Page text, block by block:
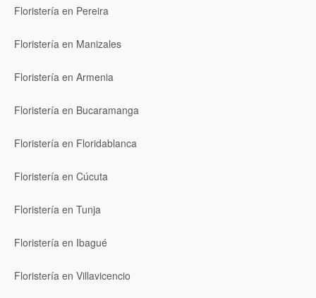
Floristería en Pereira
Floristería en Manizales
Floristería en Armenia
Floristería en Bucaramanga
Floristería en Floridablanca
Floristería en Cúcuta
Floristería en Tunja
Floristería en Ibagué
Floristería en Villavicencio